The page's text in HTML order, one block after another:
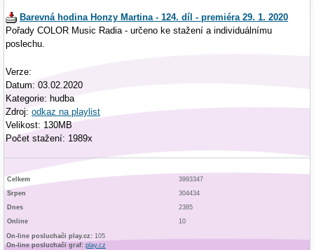
Barevná hodina Honzy Martina - 124. díl - premiéra 29. 1. 2020
Pořady COLOR Music Radia - určeno ke stažení a individuálnímu
poslechu.
Verze:
Datum: 03.02.2020
Kategorie: hudba
Zdroj: odkaz na playlist
Velikost: 130MB
Počet stažení: 1989x
Celkem
3993347
Srpen
304434
Dnes
2385
Online
10
On-line posluchači play.cz: 105
On-line posluchači graf: play.cz